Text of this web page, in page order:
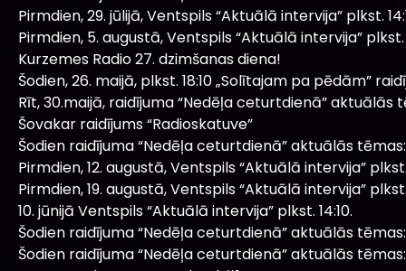
Pirmdien, 29. jūlijā, Ventspils “Aktuālā intervija” plkst.
Pirmdien, 5. augustā, Ventspils “Aktuālā intervija” plkst.
Kurzemes Radio 27. dzimšanas diena!
Šodien, 26. maijā, plkst. 18:10 „Solītajam pa pēdām”
Rīt, 30.maijā, raidījuma “Nedēļa ceturtdienā” aktuālās
Šovakar raidījums “Radioskatuve”
Šodien raidījuma “Nedēļa ceturtdienā” aktuālās tēmas:
Pirmdien, 12. augustā, Ventspils “Aktuālā intervija” plkst.
Pirmdien, 19. augustā, Ventspils “Aktuālā intervija” plkst.
10. jūnijā Ventspils “Aktuālā intervija” plkst. 14:10.
Šodien raidījuma “Nedēļa ceturtdienā” aktuālās tēmas:
Šodien raidījuma “Nedēļa ceturtdienā” aktuālās tēmas: